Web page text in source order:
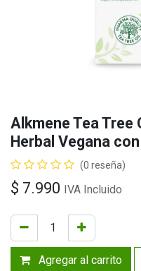
Alkmene Tea Tree
Herbal Vegana
(0 reseña)
$ 7.990 IVA Incluido
Agregar al carrito